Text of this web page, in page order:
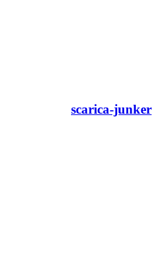
scarica-junker